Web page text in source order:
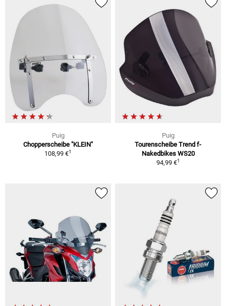
Puig
Chopperscheibe "KLEIN"
108,99 €1
Puig
Tourenscheibe Trend f-
Nakedbikes WS20
94,99 €1